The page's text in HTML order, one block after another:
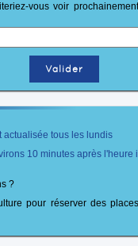
vous voir
actualisée tous les lundis
10 minutes après l'heure
?
pour réserver des